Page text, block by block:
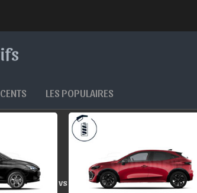
LES POPULAIRES
vs